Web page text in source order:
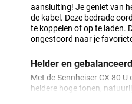
aansluiting! Je geniet van
de kabel. Deze bedrade
te koppelen of op te laden.
ongestoord naar je
Helder en
Met de Sennheiser CX 80
heldere hoge tonen,